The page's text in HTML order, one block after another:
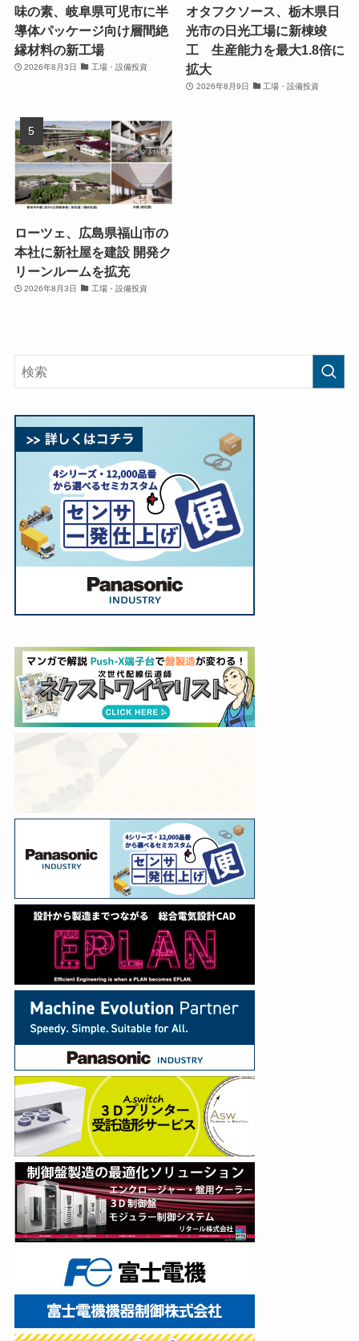
味の素、岐阜県可児市に半
導体パッケージ向け層間絶
縁材料の新工場
2026年8月3日 工場・設備投資
オタフクソース、栃木県日
光市の日光工場に新棟竣
工 生産能力を最大1.8倍に
拡大
2026年8月9日 工場・設備投資
ローツェ、広島県福山市の
本社に新社屋を建設 開発ク
リーンルームを拡充
2026年8月3日 工場・設備投資